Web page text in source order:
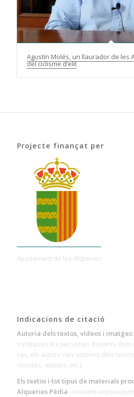
Agustín Molés, un llaurador de les
del ciclisme d’elit
Projecte finançat per
Ajuntament de les Alqueries
Indicacions de citació
Autoria dels textos, vídeos i imatges:
s’indiquen les persones donants dels
cas, els autors i les autores dels
revistes, articles, etc.).
Els textos i tot tipus de materials
Alqueries Pèdia –incloent